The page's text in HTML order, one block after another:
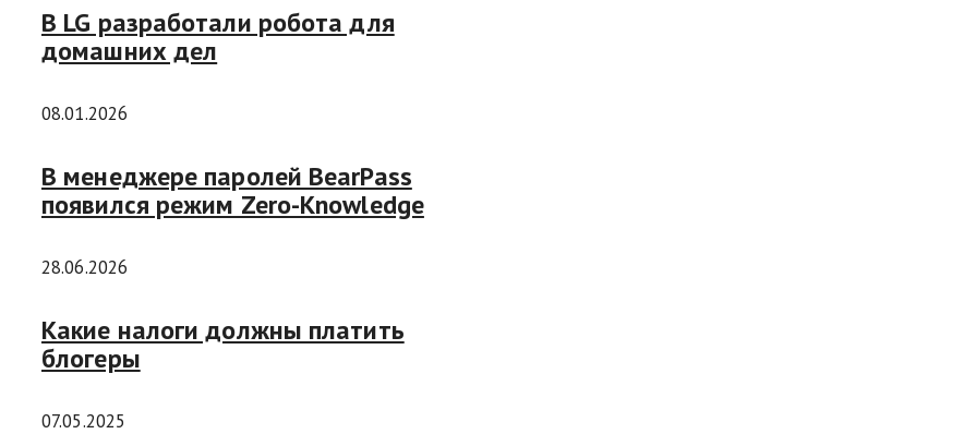
В LG разработали робота для
домашних дел
08.01.2026
В менеджере паролей BearPass
появился режим Zero-Knowledge
28.06.2026
Какие налоги должны платить
блогеры
07.05.2025